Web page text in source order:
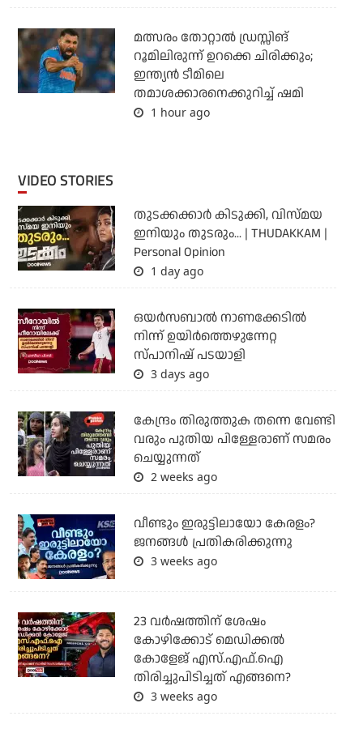
മത്സരം തോറ്റാല്‍ ഡ്രസ്സിങ്
റൂമിലിരുന്ന് ഉറക്കെ ചിരിക്കും;
ഇന്ത്യന്‍ ടീമിലെ
തമാശക്കാരനെക്കുറിച്ച് ഷമി
1 hour ago
VIDEO STORIES
തുടക്കക്കാര്‍ കിടുക്കി, വിസ്മയ
ഇനിയും തുടരും... | THUDAKKAM |
Personal Opinion
1 day ago
ഒയര്‍സബാൽ നാണക്കേടിൽ
നിന്ന് ഉയിർത്തെഴുന്നേറ്റ
സ്പാനിഷ് പടയാളി
3 days ago
കേന്ദ്രം തിരുത്തുക തന്നെ വേണ്ടി
വരും പുതിയ പിള്ളേരാണ് സമരം
ചെയ്യുന്നത്
2 weeks ago
വീണ്ടും ഇരുട്ടിലായോ കേരളം?
ജനങ്ങൾ പ്രതികരിക്കുന്നു
3 weeks ago
23 വർഷത്തിന് ശേഷം
കോഴിക്കോട് മെഡിക്കൽ
കോളേജ് എസ്.എഫ്.ഐ
തിരിച്ചുപിടിച്ചത് എങ്ങനെ?
3 weeks ago